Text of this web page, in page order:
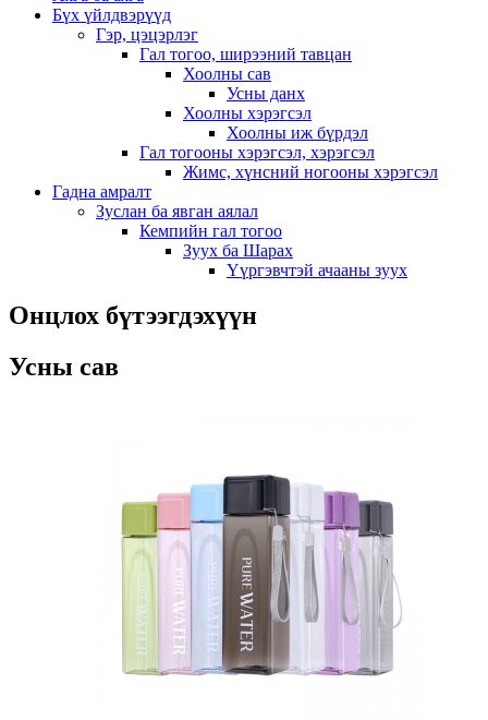
Бүх үйлдвэрүүд
Гэр, цэцэрлэг
Гал тогоо, ширээний тавцан
Хоолны сав
Усны данх
Хоолны хэрэгсэл
Хоолны иж бүрдэл
Гал тогооны хэрэгсэл, хэрэгсэл
Жимс, хүнсний ногооны хэрэгсэл
Гадна амралт
Зуслан ба явган аялал
Кемпийн гал тогоо
Зуух ба Шарах
Үүргэвчтэй ачааны зуух
Онцлох бүтээгдэхүүн
Усны сав